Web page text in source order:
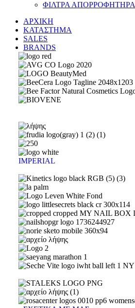
ΦΙΛΤΡΑ ΑΠΟΡΡΟΦΗΤΗΡΑ
ΑΡΧΙΚΗ
ΚΑΤΑΣΤΗΜΑ
SALES
BRANDS
IMPERIAL